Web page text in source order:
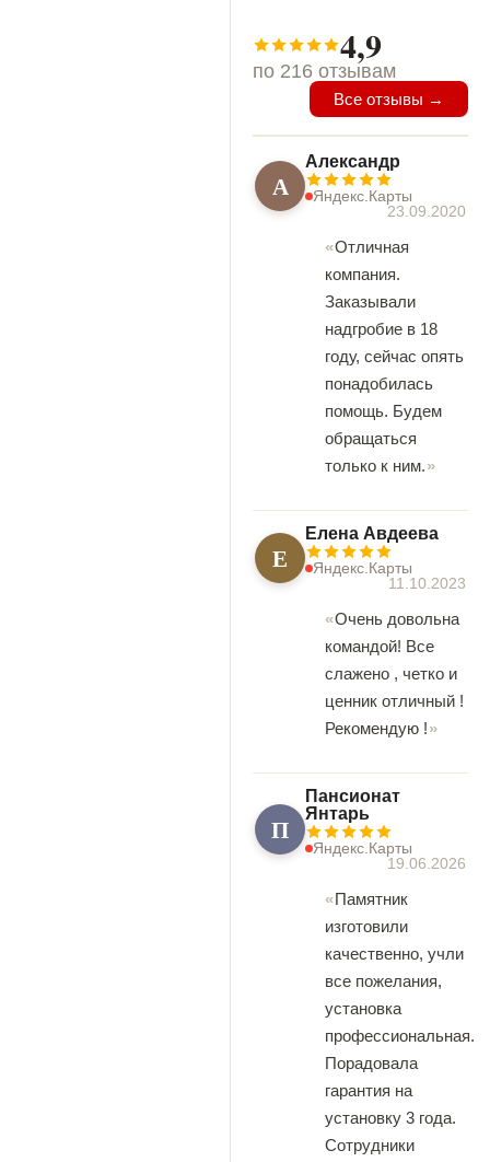
4,9
по 216 отзывам
Все отзывы →
А
Александр
Яндекс.Карты
23.09.2020
Отличная
компания.
Заказывали
надгробие в 18
году, сейчас опять
понадобилась
помощь. Будем
обращаться
только к ним.
Е
Елена Авдеева
Яндекс.Карты
11.10.2023
Очень довольна
командой! Все
слажено , четко и
ценник отличный !
Рекомендую !
П
Пансионат
Янтарь
Яндекс.Карты
19.06.2026
Памятник
изготовили
качественно, учли
все пожелания,
установка
профессиональная.
Порадовала
гарантия на
установку 3 года.
Сотрудники